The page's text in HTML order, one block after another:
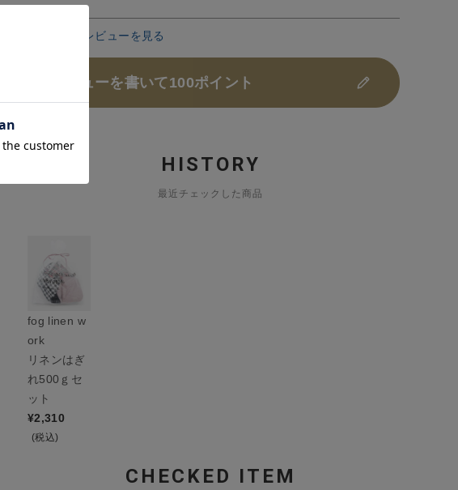
すべてのレビューを見る
レビューを書いて100ポイント
HISTORY
最近チェックした商品
fog linen w
ork
リネンはぎ
れ500ｇセ
ット
¥2,310
(税込)
CHECKED ITEM